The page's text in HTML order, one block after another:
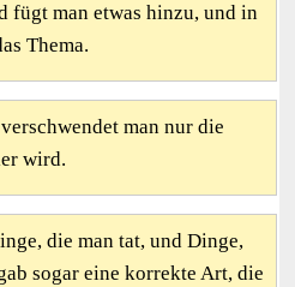
fügt man etwas hinzu, und in
Thema.
man nur die
wird.
die man tat, und Dinge,
sogar eine korrekte Art, die